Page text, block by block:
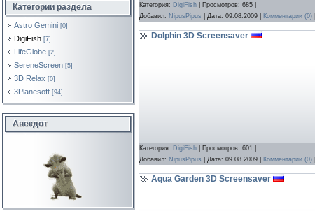
Категории раздела
Astro Gemini [0]
DigiFish [7]
LifeGlobe [2]
SereneScreen [5]
3D Relax [0]
3Planesoft [94]
Анекдот
Категория: DigiFish | Просмотров: 685 |
Добавил: NipusPipus | Дата: 09.08.2009 Комментарии (0)
Dolphin 3D Screensaver
Категория: DigiFish | Просмотров: 601 |
Добавил: NipusPipus | Дата: 09.08.2009 Комментарии (0)
Aqua Garden 3D Screensaver